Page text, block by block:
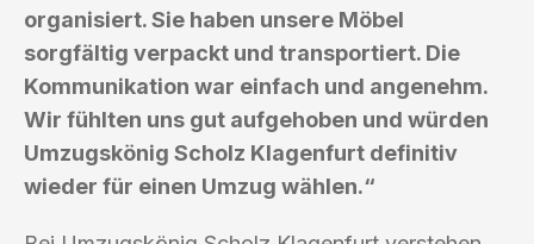
organisiert. Sie haben unsere Möbel
sorgfältig verpackt und transportiert. Die
Kommunikation war einfach und angenehm.
Wir fühlten uns gut aufgehoben und würden
Umzugskönig Scholz Klagenfurt definitiv
wieder für einen Umzug wählen.“